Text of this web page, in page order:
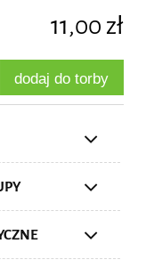
11,00 zł
dodaj do torby